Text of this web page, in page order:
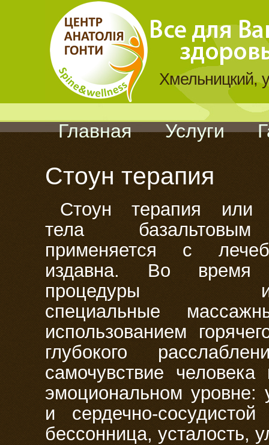
Хмельницкий,
Главная Услуги
Стоун терапия
Стоун терапия или
тела
применяется с
издавна. Во время
процедуры
специальные
использованием
глубокого
самочувствие
эмоциональном уровне:
и сердечно-
бессонница, усталость,